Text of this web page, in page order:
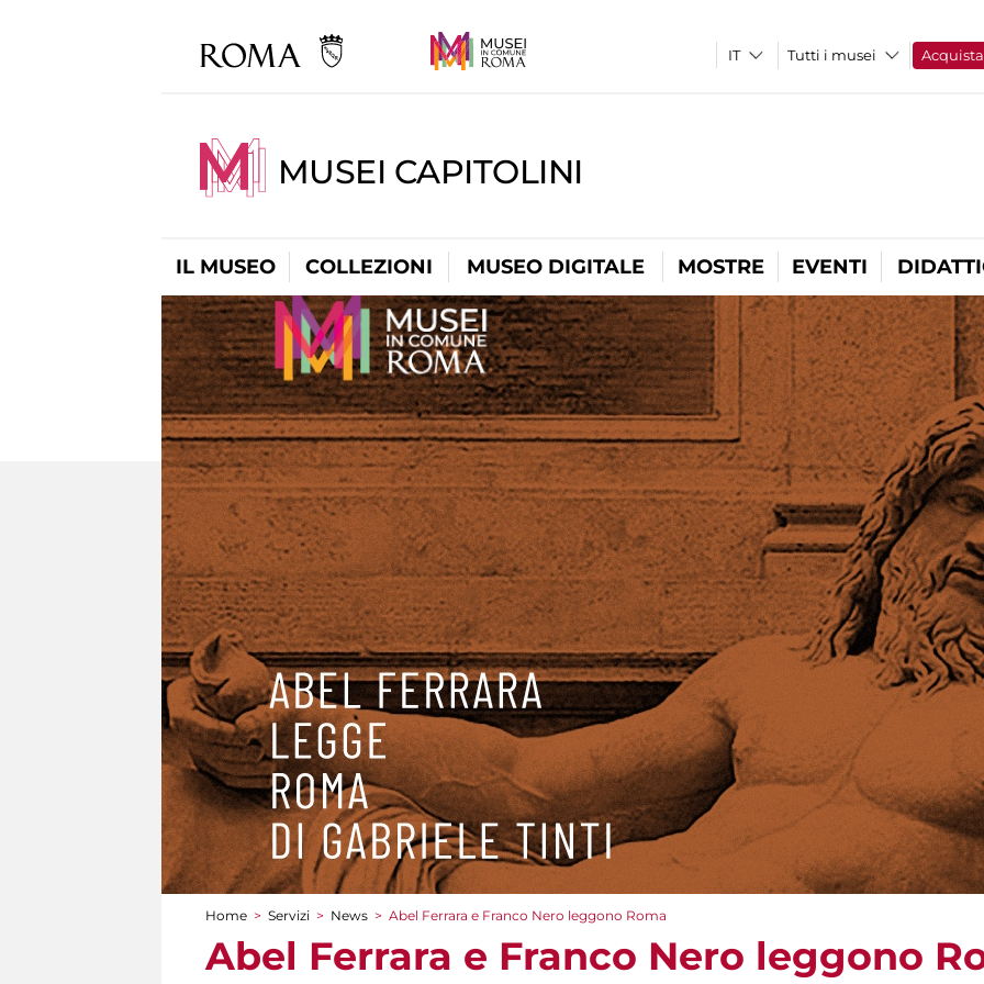
Tutti i musei Acquista
MUSEI CAPITOLINI
IL MUSEO COLLEZIONI MUSEO DIGITALE MOSTRE EVENTI
Tu sei qui
Home > Servizi > News > Abel Ferrara e Franco Nero leggono Roma
Abel Ferrara e Franco Nero leggono